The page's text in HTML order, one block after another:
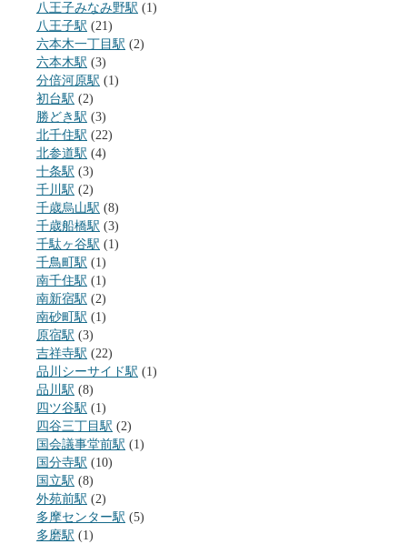
八王子みなみ野駅 (1)
八王子駅 (21)
六本木一丁目駅 (2)
六本木駅 (3)
分倍河原駅 (1)
初台駅 (2)
勝どき駅 (3)
北千住駅 (22)
北参道駅 (4)
十条駅 (3)
千川駅 (2)
千歳烏山駅 (8)
千歳船橋駅 (3)
千駄ヶ谷駅 (1)
千鳥町駅 (1)
南千住駅 (1)
南新宿駅 (2)
南砂町駅 (1)
原宿駅 (3)
吉祥寺駅 (22)
品川シーサイド駅 (1)
品川駅 (8)
四ツ谷駅 (1)
四谷三丁目駅 (2)
国会議事堂前駅 (1)
国分寺駅 (10)
国立駅 (8)
外苑前駅 (2)
多摩センター駅 (5)
多磨駅 (1)